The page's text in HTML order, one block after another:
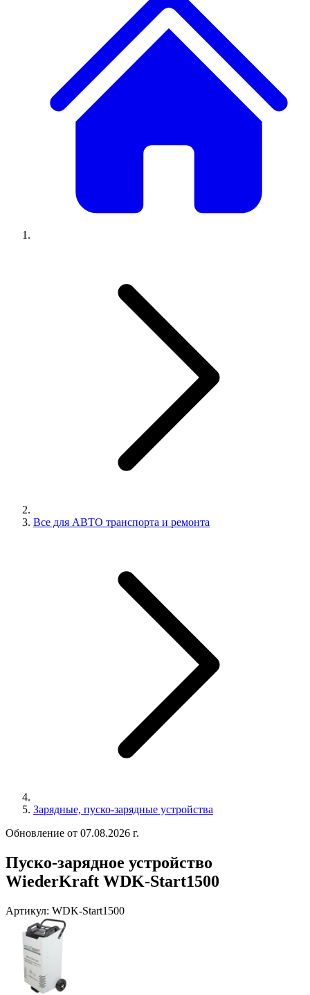
Все для АВТО транспорта и ремонта
Зарядные, пуско-зарядные устройства
Обновление от 07.08.2026 г.
Пуско-зарядное устройство
WiederKraft WDK-Start1500
Артикул: WDK-Start1500